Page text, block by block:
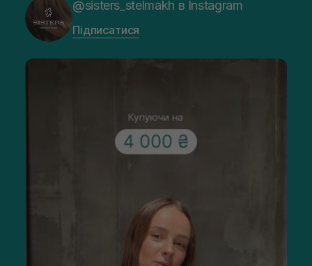
@sisters_stelmakh в Instagram
Підписатися